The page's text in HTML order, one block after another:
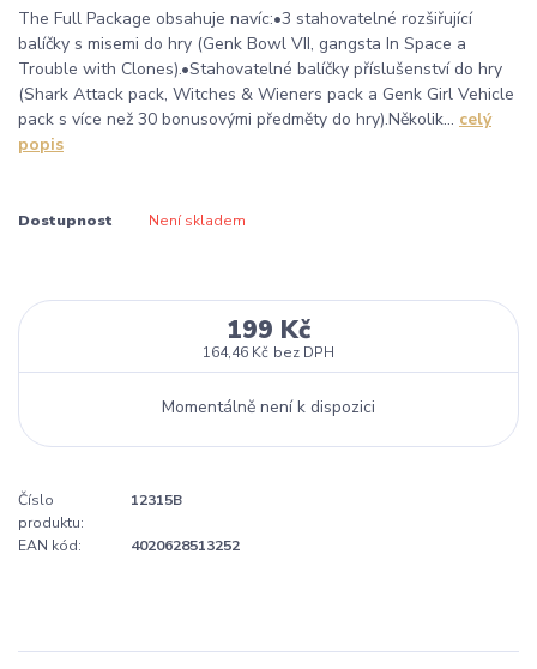
The Full Package obsahuje navíc:•3 stahovatelné rozšiřující
balíčky s misemi do hry (Genk Bowl VII, gangsta In Space a
Trouble with Clones).•Stahovatelné balíčky příslušenství do hry
(Shark Attack pack, Witches & Wieners pack a Genk Girl Vehicle
pack s více než 30 bonusovými předměty do hry).Několik... celý
popis
Dostupnost Není skladem
199 Kč
164,46 Kč bez DPH
Momentálně není k dispozici
Číslo
produktu:
12315B
EAN kód: 4020628513252